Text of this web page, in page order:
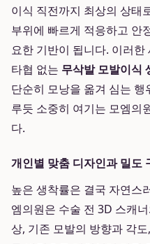
이식 직전까지 최상의 상태
부위에 빠르게 적응하고 안
요한 기반이 됩니다. 이러
타협 없는 무삭발 모발이식
단순히 모낭을 옮겨 심는
루듯 소중히 여기는 모엠의
다.
개인별 맞춤 디자인과 밀도
높은 생착률은 결국 자연스
엠의원은 수술 전 3D 스캐
상, 기존 모발의 방향과 각